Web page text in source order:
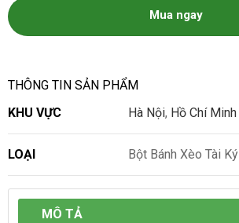
Mua ngay
THÔNG TIN SẢN PHẨM
KHU VỰC
Hà Nội, Hồ Chí Minh
LOẠI Bột Bánh Xèo Tài Ký
MÔ TẢ